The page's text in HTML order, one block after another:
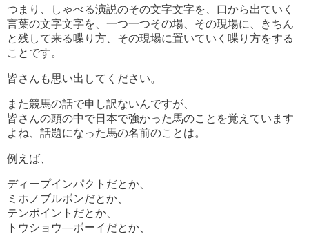
つまり、しゃべる演説のその文字文字を、口から出ていく
言葉の文字文字を、一つ一つその場、その現場に、きちん
と残して来る喋り方、その現場に置いていく喋り方をする
ことです。
皆さんも思い出してください。
また競馬の話で申し訳ないんですが、
皆さんの頭の中で日本で強かった馬のことを覚えています
よね、話題になった馬の名前のことは。
例えば、
ディープインパクトだとか、
ミホノブルボンだとか、
テンポイントだとか、
トウショウ―ボーイだとか、